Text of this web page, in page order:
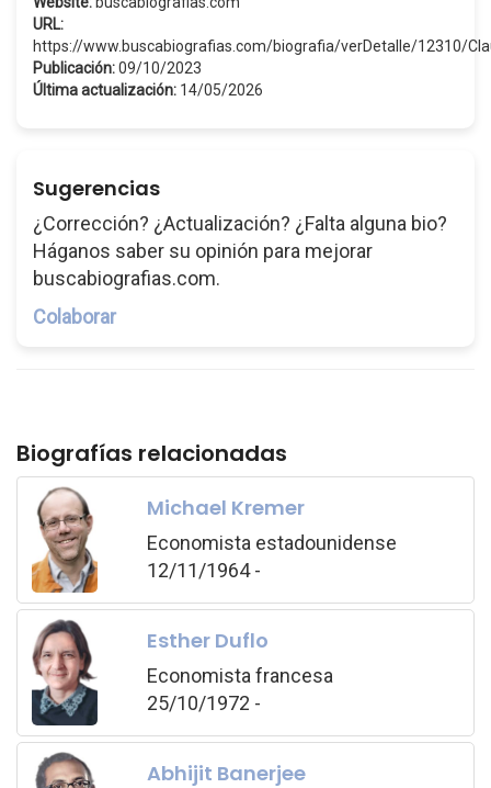
URL:
https://www.buscabiografias.com/biografia/verDetalle/12310/
Publicación:09/10/2023
Última actualización: 14/05/2026
Sugerencias
¿Corrección? ¿Actualización? ¿Falta alguna bio?
Háganos saber su opinión para mejorar
buscabiografias.com.
Colaborar
Biografías relacionadas
Michael Kremer
Economista estadounidense
12/11/1964 -
Esther Duflo
Economista francesa
25/10/1972 -
Abhijit Banerjee